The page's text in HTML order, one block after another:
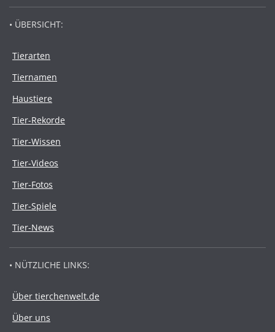
• ÜBERSICHT:
Tierarten
Tiernamen
Haustiere
Tier-Rekorde
Tier-Wissen
Tier-Videos
Tier-Fotos
Tier-Spiele
Tier-News
• NÜTZLICHE LINKS:
Über tierchenwelt.de
Über uns